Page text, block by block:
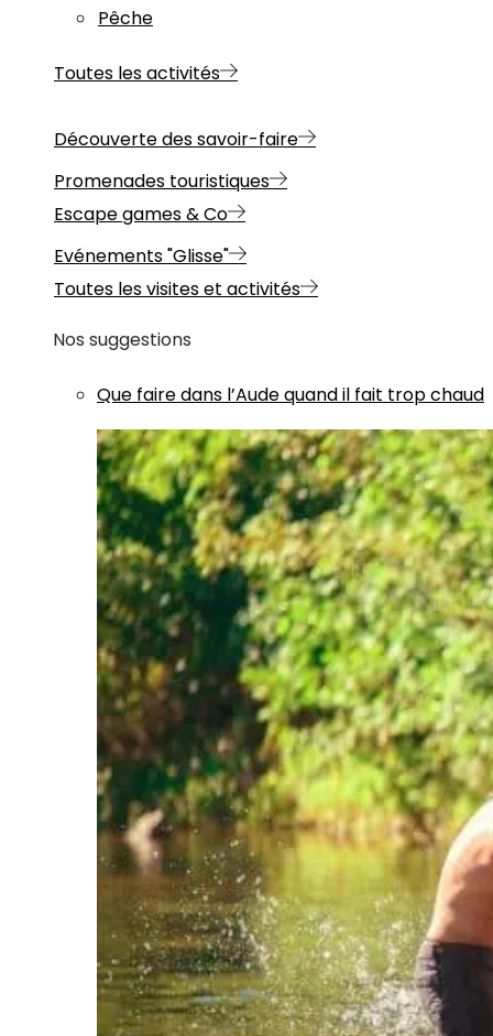
Pêche
Toutes les activités
Découverte des savoir-faire
Promenades touristiques
Escape games & Co
Evénements "Glisse"
Toutes les visites et activités
Nos suggestions
Que faire dans l’Aude quand il fait trop chaud